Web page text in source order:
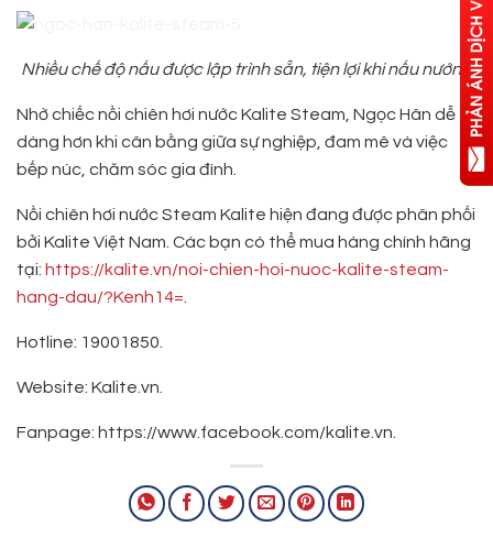
Nhiều chế độ nấu được lập trình sẵn, tiện lợi khi nấu nướng
Nhờ chiếc nồi chiên hơi nước Kalite Steam, Ngọc Hân dễ
dàng hơn khi cân bằng giữa sự nghiệp, đam mê và việc
bếp núc, chăm sóc gia đình.
Nồi chiên hơi nước Steam Kalite hiện đang được phân phối
bởi Kalite Việt Nam. Các bạn có thể mua hàng chính hãng
tại: https://kalite.vn/noi-chien-hoi-nuoc-kalite-steam-
hang-dau/?Kenh14=
Hotline: 19001850.
Website: Kalite.vn.
Fanpage: https://www.facebook.com/kalite.vn.